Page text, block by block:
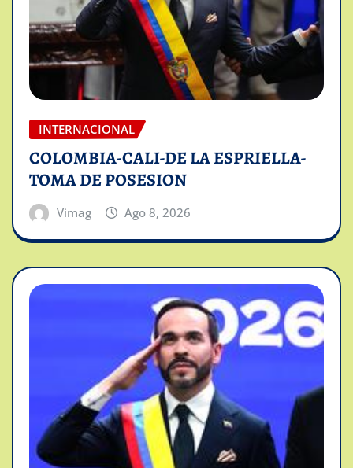
INTERNACIONAL
COLOMBIA-CALI-DE LA ESPRIELLA-
TOMA DE POSESION
Vimag Ago 8, 2026